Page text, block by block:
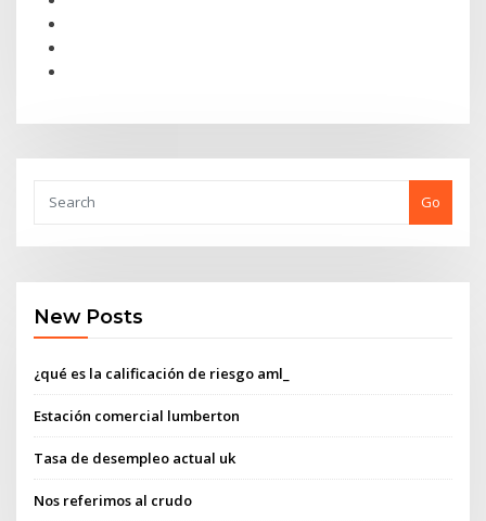
Go
New Posts
¿qué es la calificación de riesgo aml_
Estación comercial lumberton
Tasa de desempleo actual uk
Nos referimos al crudo